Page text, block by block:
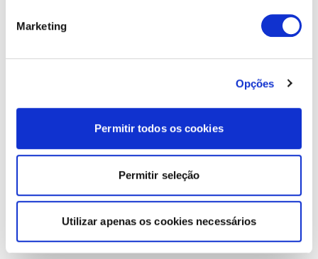
Marketing
Opções
Permitir todos os cookies
Permitir seleção
Utilizar apenas os cookies necessários